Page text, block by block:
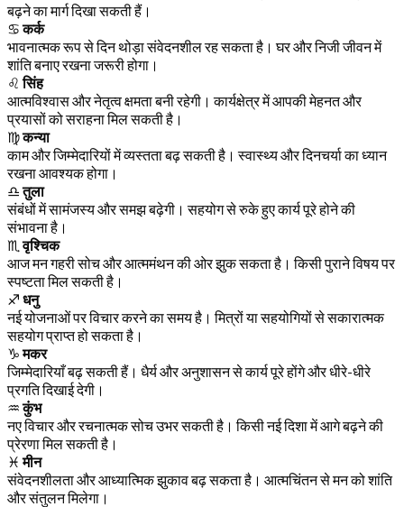
बढ़ने का मार्ग दिखा सकती हैं।
♋कर्क
भावनात्मक रूप से दिन थोड़ा संवेदनशील रह सकता है। घर और निजी जीवन में
शांति बनाए रखना जरूरी होगा।
♌सिंह
आत्मविश्वास और नेतृत्व क्षमता बनी रहेगी। कार्यक्षेत्र में आपकी मेहनत और
प्रयासों को सराहना मिल सकती है।
♍कन्या
काम और जिम्मेदारियों में व्यस्तता बढ़ सकती है। स्वास्थ्य और दिनचर्या का ध्यान
रखना आवश्यक होगा।
♎तुला
संबंधों में सामंजस्य और समझ बढ़ेगी। सहयोग से रुके हुए कार्य पूरे होने की
संभावना है।
♏वृश्चिक
आज मन गहरी सोच और आत्ममंथन की ओर झुक सकता है। किसी पुराने विषय पर
स्पष्टता मिल सकती है।
♐ धनु
नई योजनाओं पर विचार करने का समय है। मित्रों या सहयोगियों से सकारात्मक
सहयोग प्राप्त हो सकता है।
♑मकर
जिम्मेदारियाँ बढ़ सकती हैं। धैर्य और अनुशासन से कार्य पूरे होंगे और धीरे-धीरे
प्रगति दिखाई देगी।
♒कुंभ
नए विचार और रचनात्मक सोच उभर सकती है। किसी नई दिशा में आगे बढ़ने की
प्रेरणा मिल सकती है।
♓मीन
संवेदनशीलता और आध्यात्मिक झुकाव बढ़ सकता है। आत्मचिंतन से मन को शांति
और संतुलन मिलेगा।